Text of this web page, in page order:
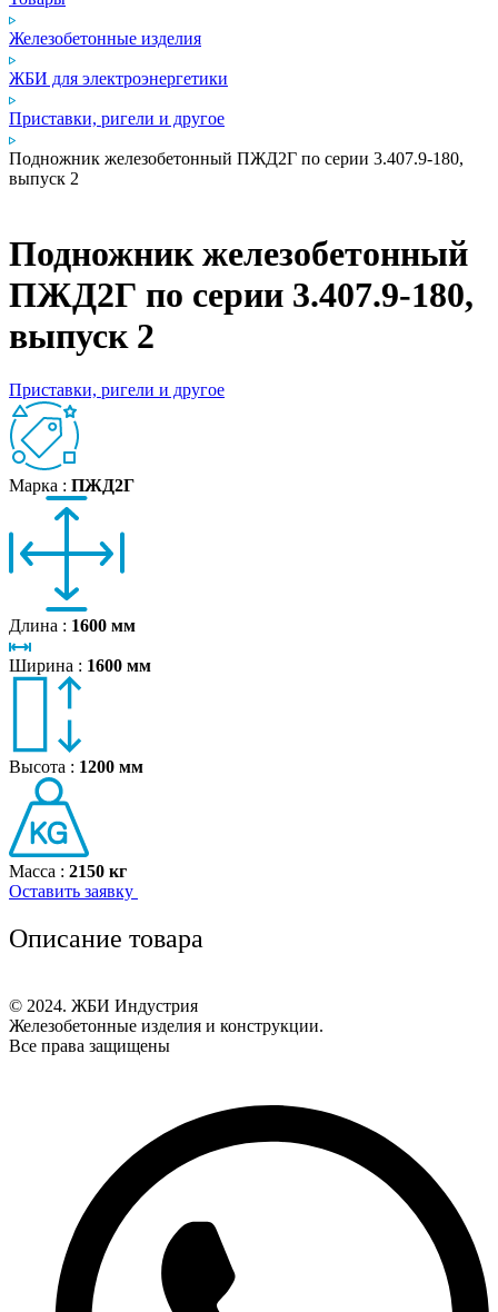
Железобетонные изделия
ЖБИ для электроэнергетики
Приставки, ригели и другое
Подножник железобетонный ПЖД2Г по серии 3.407.9‑180,
выпуск 2
Подножник железобетонный
ПЖД2Г по серии 3.407.9‑180,
выпуск 2
Приставки, ригели и другое
Марка : ПЖД2Г
Длина : 1600 мм
Ширина : 1600 мм
Высота : 1200 мм
Масса : 2150 кг
Оставить заявку
Описание товара
© 2024. ЖБИ Индустрия
Железобетонные изделия и конструкции.
Все права защищены